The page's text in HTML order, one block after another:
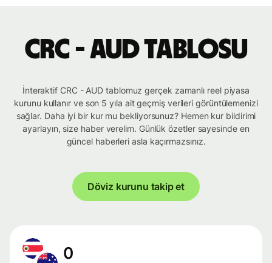
CRC - AUD tablosu
İnteraktif CRC - AUD tablomuz gerçek zamanlı reel piyasa
kurunu kullanır ve son 5 yıla ait geçmiş verileri görüntülemenizi
sağlar. Daha iyi bir kur mu bekliyorsunuz? Hemen kur bildirimi
ayarlayın, size haber verelim. Günlük özetler sayesinde en
güncel haberleri asla kaçırmazsınız.
Döviz kurunu takip et
0